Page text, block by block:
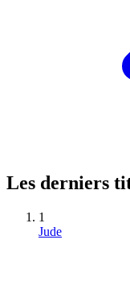
Les derniers
1
Jude